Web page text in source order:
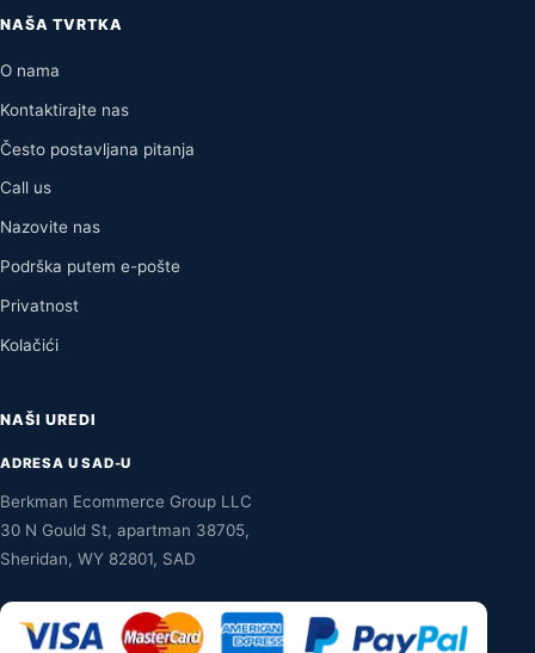
NAŠA TVRTKA
O nama
Kontaktirajte nas
Često postavljana pitanja
Call us
Nazovite nas
Podrška putem e-pošte
Privatnost
Kolačići
NAŠI UREDI
ADRESA U SAD-U
Berkman Ecommerce Group LLC
30 N Gould St, apartman 38705,
Sheridan, WY 82801, SAD